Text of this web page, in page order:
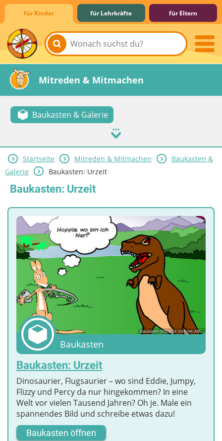
für Kinder für Lehrkräfte für Eltern
Lernen & Schule
Hobby & Freizeit
Spiel & Spaß
Mitreden & Mitmachen
Baukasten & Galerie
Startseite Mitreden & Mitmachen
Baukasten &
Galerie
Baukasten: Urzeit
Baukasten: Urzeit
Baukasten-Bild; Bild: Internet-ABC
Baukasten
Baukasten: Urzeit
Dinosaurier, Flugsaurier – wo sind Eddie, Jumpy,
Flizzy und Percy da nur hingekommen? In eine
Welt vor vielen Tausend Jahren? Oh je. Male ein
spannendes Bild und schreibe etwas dazu!
Baukasten öffnen